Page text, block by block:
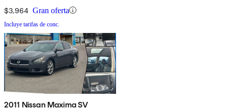
$3,964 Gran oferta
Incluye tarifas de conc.
2011 Nissan Maxima SV